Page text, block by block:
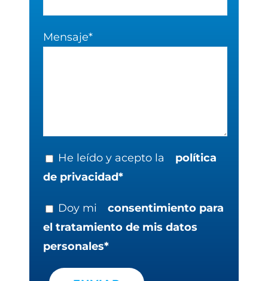
Mensaje*
He leído y acepto la
política
de privacidad*
Doy mi
consentimiento para
el tratamiento de mis datos
personales*